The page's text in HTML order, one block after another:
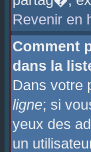
Revenir en
Comment
dans la
Dans votre
ligne; si
yeux des
un